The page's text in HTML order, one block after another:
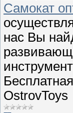
Самокат
нас Вы
OstrovToys